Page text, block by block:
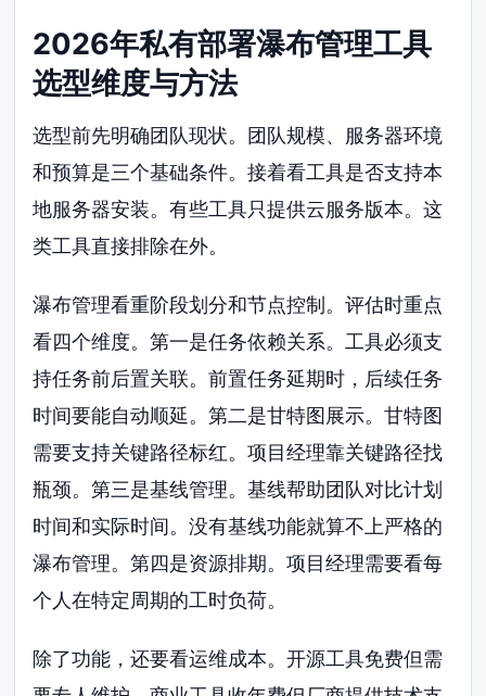
2026年私有部署瀑布管理工具
选型维度与方法
选型前先明确团队现状。团队规模、服务器环境
和预算是三个基础条件。接着看工具是否支持本
地服务器安装。有些工具只提供云服务版本。这
类工具直接排除在外。
瀑布管理看重阶段划分和节点控制。评估时重点
看四个维度。第一是任务依赖关系。工具必须支
持任务前后置关联。前置任务延期时，后续任务
时间要能自动顺延。第二是甘特图展示。甘特图
需要支持关键路径标红。项目经理靠关键路径找
瓶颈。第三是基线管理。基线帮助团队对比计划
时间和实际时间。没有基线功能就算不上严格的
瀑布管理。第四是资源排期。项目经理需要看每
个人在特定周期的工时负荷。
除了功能，还要看运维成本。开源工具免费但需